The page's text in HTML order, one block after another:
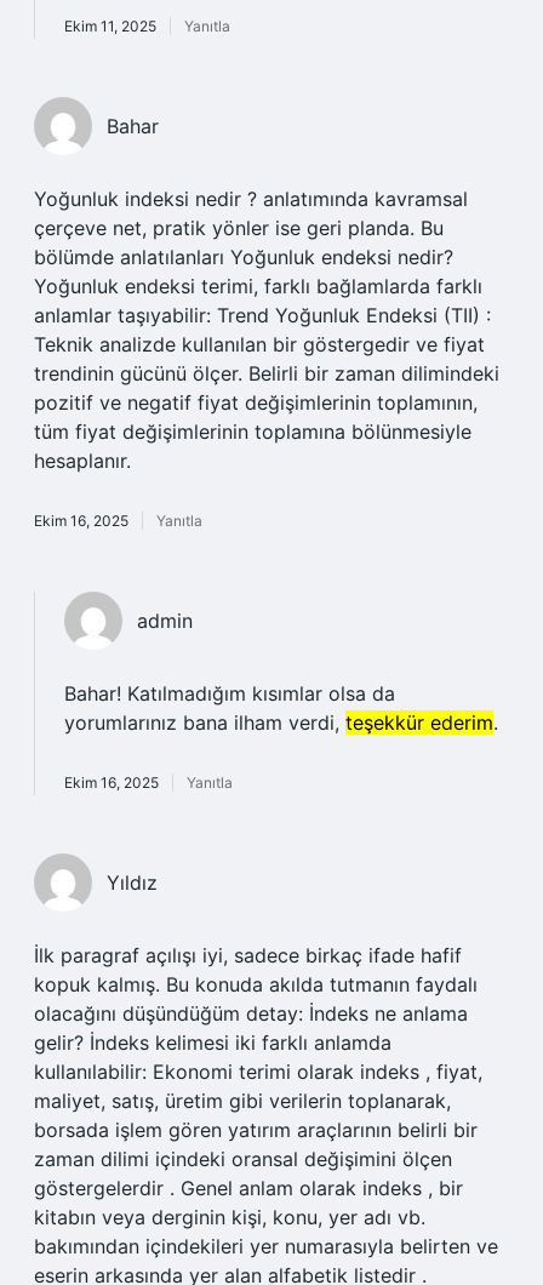
Ekim 11, 2025 Yanıtla
Bahar
Yoğunluk indeksi nedir ? anlatımında kavramsal
çerçeve net, pratik yönler ise geri planda. Bu
bölümde anlatılanları Yoğunluk endeksi nedir?
Yoğunluk endeksi terimi, farklı bağlamlarda farklı
anlamlar taşıyabilir: Trend Yoğunluk Endeksi (TII) :
Teknik analizde kullanılan bir göstergedir ve fiyat
trendinin gücünü ölçer. Belirli bir zaman dilimindeki
pozitif ve negatif fiyat değişimlerinin toplamının,
tüm fiyat değişimlerinin toplamına bölünmesiyle
hesaplanır.
Ekim 16, 2025 Yanıtla
admin
Bahar! Katılmadığım kısımlar olsa da
yorumlarınız bana ilham verdi, teşekkür ederim.
Ekim 16, 2025 Yanıtla
Yıldız
İlk paragraf açılışı iyi, sadece birkaç ifade hafif
kopuk kalmış. Bu konuda akılda tutmanın faydalı
olacağını düşündüğüm detay: İndeks ne anlama
gelir? İndeks kelimesi iki farklı anlamda
kullanılabilir: Ekonomi terimi olarak indeks , fiyat,
maliyet, satış, üretim gibi verilerin toplanarak,
borsada işlem gören yatırım araçlarının belirli bir
zaman dilimi içindeki oransal değişimini ölçen
göstergelerdir . Genel anlam olarak indeks , bir
kitabın veya derginin kişi, konu, yer adı vb.
bakımından içindekileri yer numarasıyla belirten ve
eserin arkasında yer alan alfabetik listedir .